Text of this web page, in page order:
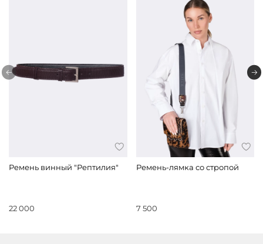
Ремень винный "Рептилия"
22 000
Ремень-лямка со стропой
7 500